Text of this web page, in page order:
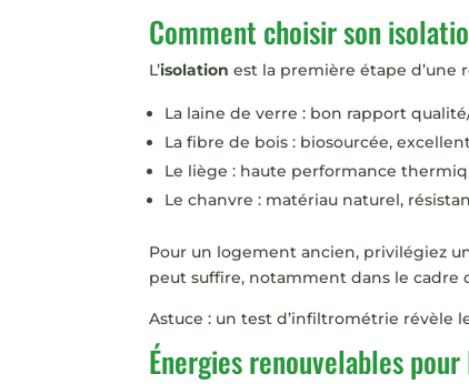
Comment choisir son
L’isolation est la première étape d’une
La laine de verre : bon rapport
La fibre de bois : biosourcée,
Le liège : haute performance
Le chanvre : matériau naturel,
Pour un logement ancien, privilégiez
peut suffire, notamment dans le cadre
Astuce : un test d’infiltrométrie révèle
Énergies renouvelables pour